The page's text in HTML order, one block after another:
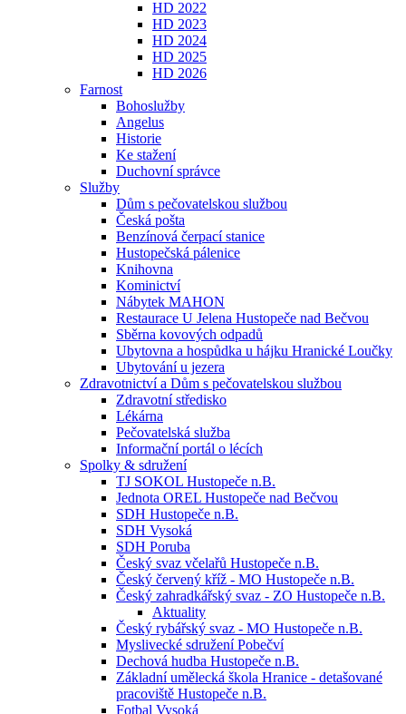
HD 2022
HD 2023
HD 2024
HD 2025
HD 2026
Farnost
Bohoslužby
Angelus
Historie
Ke stažení
Duchovní správce
Služby
Dům s pečovatelskou službou
Česká pošta
Benzínová čerpací stanice
Hustopečská pálenice
Knihovna
Kominictví
Nábytek MAHON
Restaurace U Jelena Hustopeče nad Bečvou
Sběrna kovových odpadů
Ubytovna a hospůdka u hájku Hranické Loučky
Ubytování u jezera
Zdravotnictví a Dům s pečovatelskou službou
Zdravotní středisko
Lékárna
Pečovatelská služba
Informační portál o lécích
Spolky & sdružení
TJ SOKOL Hustopeče n.B.
Jednota OREL Hustopeče nad Bečvou
SDH Hustopeče n.B.
SDH Vysoká
SDH Poruba
Český svaz včelařů Hustopeče n.B.
Český červený kříž - MO Hustopeče n.B.
Český zahradkářský svaz - ZO Hustopeče n.B.
Aktuality
Český rybářský svaz - MO Hustopeče n.B.
Myslivecké sdružení Pobečví
Dechová hudba Hustopeče n.B.
Základní umělecká škola Hranice - detašované
pracoviště Hustopeče n.B.
Fotbal Vysoká